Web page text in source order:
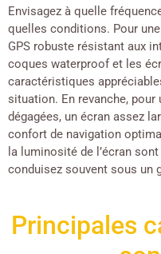
Envisagez à quelle
quelles conditions. Pour
GPS robuste résistant aux
coques waterproof et les
caractéristiques
situation. En revanche, pour
dégagées, un écran assez
confort de navigation
la luminosité de l’écran
conduisez souvent sous un
Principales